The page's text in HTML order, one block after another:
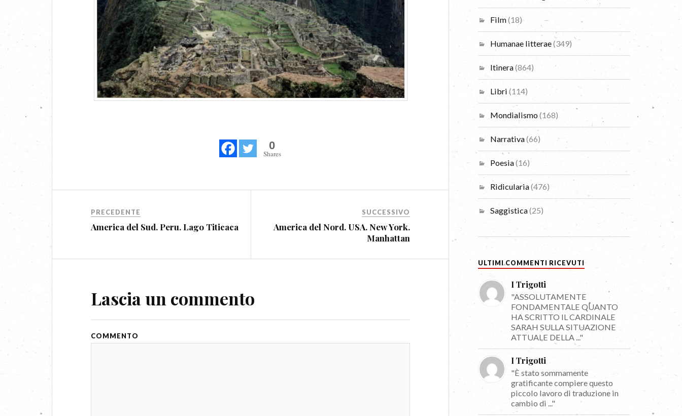
0
Shares
PRECEDENTE
America del Sud. Peru. Lago Titicaca
SUCCESSIVO
America del Nord. USA. New York.
Manhattan
Lascia un commento
COMMENTO
Film(18)
Humanae litterae(349)
Itinera(864)
Libri (114)
Mondialismo(168)
Narrativa(66)
Poesia(16)
Ridicularia(476)
Saggistica(25)
ULTIMI COMMENTI RICEVUTI
I Trigotti
"ASSOLUTAMENTE
FONDAMENTALE QUANTO
HA SCRITTO IL CARDINALE
SARAH SULLA SITUAZIONE
ATTUALE DELLA ..."
I Trigotti
"È stato sommamente
gratificante compiere questo
piccolo lavoro di traduzione in
cambio di ..."